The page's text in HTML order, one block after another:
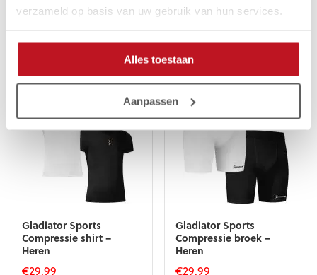
verzameld op basis van uw gebruik van hun services.
Alles toestaan
Aanpassen
Gerelateerde producten
Gladiator Sports
Compressie shirt –
Heren
€29,99
Gladiator Sports
Compressie broek –
Heren
€29,99